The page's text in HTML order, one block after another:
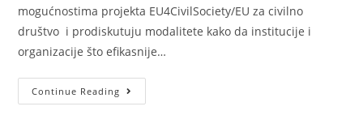
mogućnostima projekta EU4CivilSociety/EU za civilno
društvo i prodiskutuju modalitete kako da institucije i
organizacije što efikasnije…
Continue Reading